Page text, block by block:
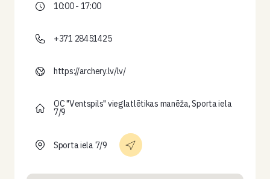
10:00 - 17:00
+371 28451425
https://archery.lv/lv/
OC "Ventspils" vieglatlētikas manēža, Sporta iela
7/9
Sporta iela 7/9